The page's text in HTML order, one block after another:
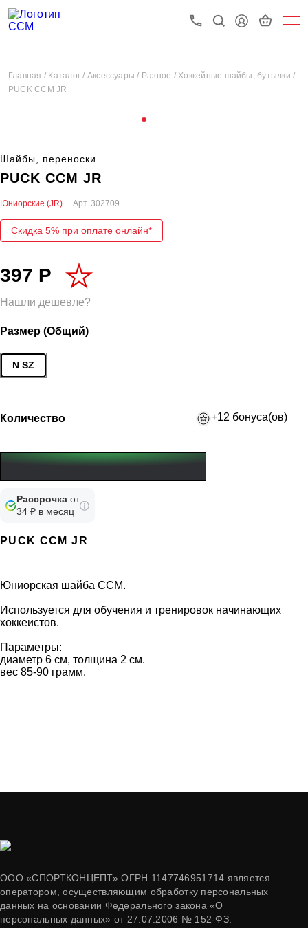
Главная / Каталог / Аксессуары / Разное /Хоккейные шайбы, бутылки /
PUCK CCM JR
Шайбы, переноски
PUCK CCM JR
Юниорские (JR) Арт. 302709
Скидка 5% при оплате онлайн*
397 Р
Нашли дешевле?
Размер (Общий)
N SZ
Количество +12 бонуса(ов)
Рассрочка от
34 ₽ в месяц
PUCK CCM JR
Юниорская шайба ССМ.
Используется для обучения и тренировок начинающих
хоккеистов.
Параметры:
диаметр 6 см, толщина 2 см.
вес 85-90 грамм.
ООО «СПОРТКОНЦЕПТ» ОГРН 1147746951714 является
оператором, осуществляющим обработку персональных
данных на основании Федерального закона «О
персональных данных» от 27.07.2006 № 152-ФЗ.